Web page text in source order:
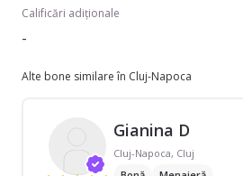
Calificări adiționale
-
Alte bone similare în Cluj-Napoca
Gianina D
Cluj-Napoca, Cluj